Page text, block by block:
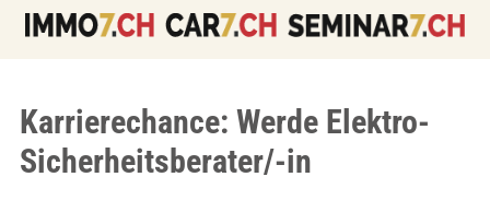
Karrierechance: Werde Elektro-
Sicherheitsberater/-in